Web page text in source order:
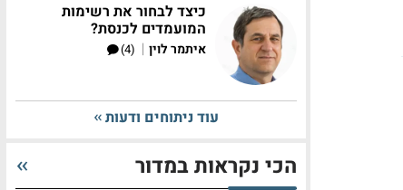
כיצד לבחור את רשימות
המועמדים לכנסת?
איתמר לוין |
(4)
עוד ניתוחים ודעות
הכי נקראות במדור